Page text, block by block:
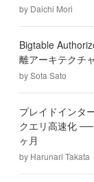
by Daichi Mori
Bigtable
離アーキテクチャ
bySota Sato
プレイドインタ
クエリ高速化
ヶ月
by Harunari Takata